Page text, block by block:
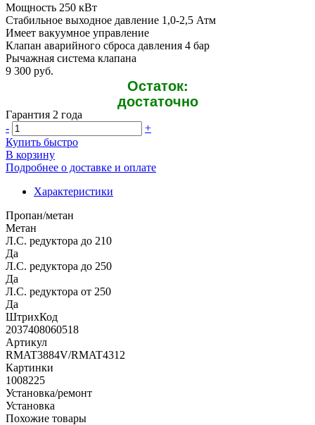
Mощность 250 кВт
Стабильное выходное давление 1,0-2,5 Атм
Имеет вакуумное управление
Клапан аварийного сброса давления 4 бар
Рычажная система клапана
9 300 руб.
Остаток:
достаточно
Гарантия 2 года
-
+
Купить быстро
В корзину
Подробнее о доставке и оплате
Характеристики
Пропан/метан
Метан
Л.С. редуктора до 210
Да
Л.С. редуктора до 250
Да
Л.С. редуктора от 250
Да
ШтрихКод
2037408060518
Артикул
RMAT3884V/RMAT4312
Картинки
1008225
Установка/ремонт
Установка
Похожие товары